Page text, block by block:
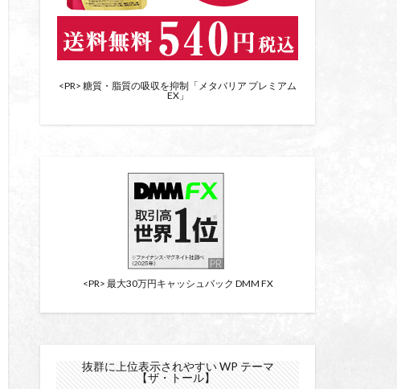
<PR> 糖質・脂質の吸収を抑制「メタバリア プレミアム
EX」
<PR> 最大30万円キャッシュバック DMM FX
抜群に上位表示されやすい WP テーマ
【ザ・トール】